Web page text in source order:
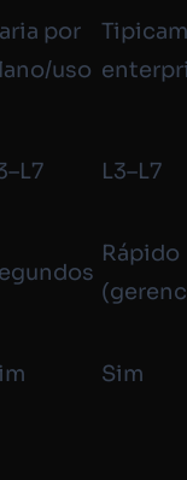
por
uso
L3–L7
Rápido
Sim